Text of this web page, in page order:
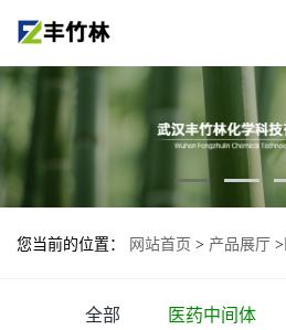
您当前的位置： 网站首页 > 产品展厅 >
全部 医药中间体